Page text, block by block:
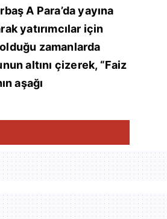
A Para’da yayına
yatırımcılar için
zamanlarda
altını çizerek, “Faiz
aşağı